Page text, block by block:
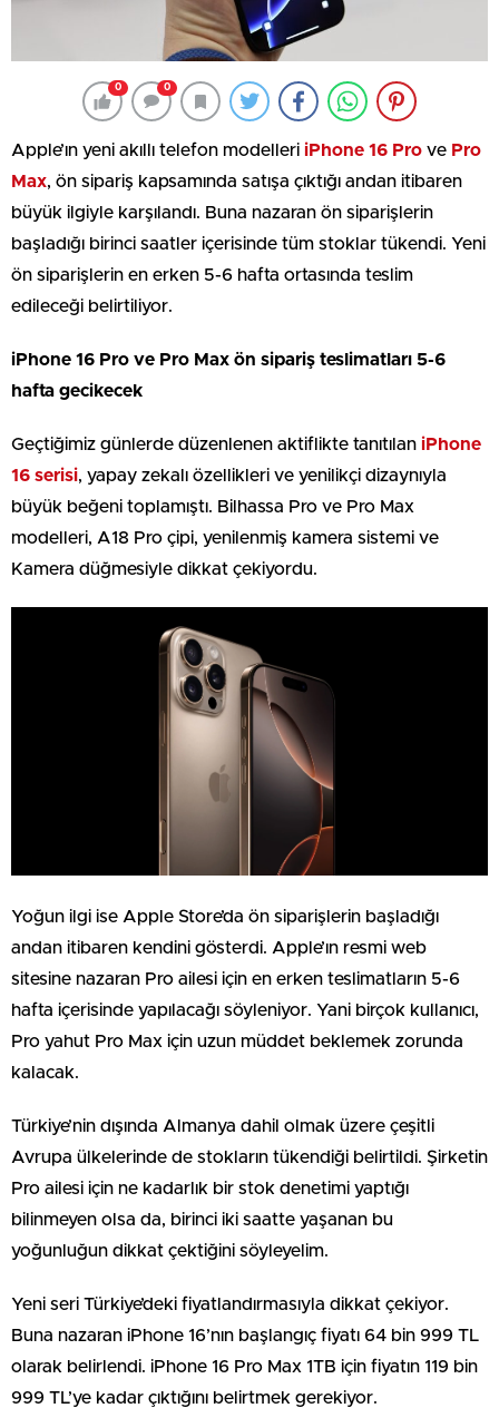
0 0
Apple’ın yeni akıllı telefon modelleri iPhone 16 Pro ve Pro
Max, ön sipariş kapsamında satışa çıktığı andan itibaren
büyük ilgiyle karşılandı. Buna nazaran ön siparişlerin
başladığı birinci saatler içerisinde tüm stoklar tükendi. Yeni
ön siparişlerin en erken 5-6 hafta ortasında teslim
edileceği belirtiliyor.
iPhone 16 Pro ve Pro Max ön sipariş teslimatları 5-6
hafta gecikecek
Geçtiğimiz günlerde düzenlenen aktiflikte tanıtılan iPhone
16 serisi, yapay zekalı özellikleri ve yenilikçi dizaynıyla
büyük beğeni toplamıştı. Bilhassa Pro ve Pro Max
modelleri, A18 Pro çipi, yenilenmiş kamera sistemi ve
Kamera düğmesiyle dikkat çekiyordu.
Yoğun ilgi ise Apple Store’da ön siparişlerin başladığı
andan itibaren kendini gösterdi. Apple’ın resmi web
sitesine nazaran Pro ailesi için en erken teslimatların 5-6
hafta içerisinde yapılacağı söyleniyor. Yani birçok kullanıcı,
Pro yahut Pro Max için uzun müddet beklemek zorunda
kalacak.
Türkiye’nin dışında Almanya dahil olmak üzere çeşitli
Avrupa ülkelerinde de stokların tükendiği belirtildi. Şirketin
Pro ailesi için ne kadarlık bir stok denetimi yaptığı
bilinmeyen olsa da, birinci iki saatte yaşanan bu
yoğunluğun dikkat çektiğini söyleyelim.
Yeni seri Türkiye’deki fiyatlandırmasıyla dikkat çekiyor.
Buna nazaran iPhone 16’nın başlangıç fiyatı 64 bin 999 TL
olarak belirlendi. iPhone 16 Pro Max 1TB için fiyatın 119 bin
999 TL’ye kadar çıktığını belirtmek gerekiyor.